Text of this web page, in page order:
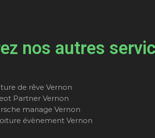
nos autres
de rêve Vernon
Partner Vernon
mariage Vernon
évènement Vernon